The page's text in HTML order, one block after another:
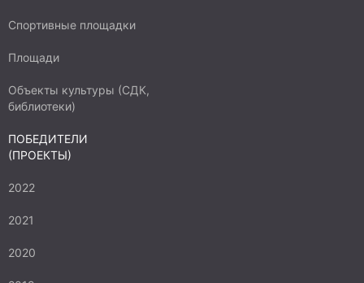
Спортивные площадки
Площади
Объекты культуры (СДК,
библиотеки)
ПОБЕДИТЕЛИ
(ПРОЕКТЫ)
2022
2021
2020